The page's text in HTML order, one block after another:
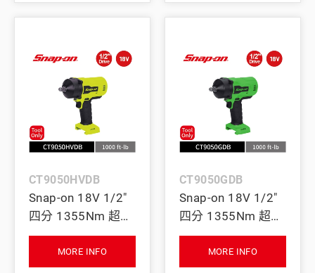
CT9050HVDB
Snap-on 18V 1/2"
四分 1355Nm 超大
扭力無刷衝擊扳手
(Tool Only) (螢光
MORE INFO
CT9050GDB
Snap-on 18V 1/2"
四分 1355Nm 超大
扭力無刷衝擊扳手
(Tool Only) (綠)
MORE INFO